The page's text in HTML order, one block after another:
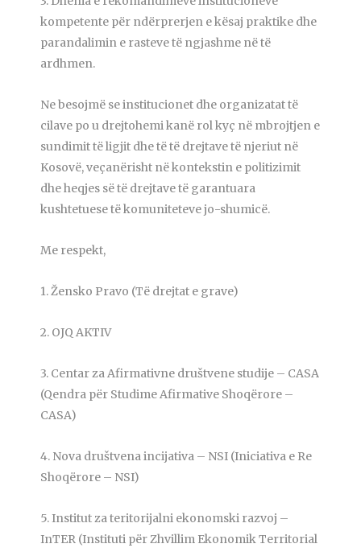
kompetente për ndërprerjen e kësaj praktike dhe
parandalimin e rasteve të ngjashme në të
ardhmen.
Ne besojmë se institucionet dhe organizatat të
cilave po u drejtohemi kanë rol kyç në mbrojtjen e
sundimit të ligjit dhe të të drejtave të njeriut në
Kosovë, veçanërisht në kontekstin e politizimit
dhe heqjes së të drejtave të garantuara
kushtetuese të komuniteteve jo-shumicë.
Me respekt,
1. Žensko Pravo (Të drejtat e grave)
2. OJQ AKTIV
3. Centar za Afirmativne društvene studije – CASA
(Qendra për Studime Afirmative Shoqërore –
CASA)
4. Nova društvena incijativa – NSI (Iniciativa e Re
Shoqërore – NSI)
5. Institut za teritorijalni ekonomski razvoj –
InTER (Instituti për Zhvillim Ekonomik Territorial